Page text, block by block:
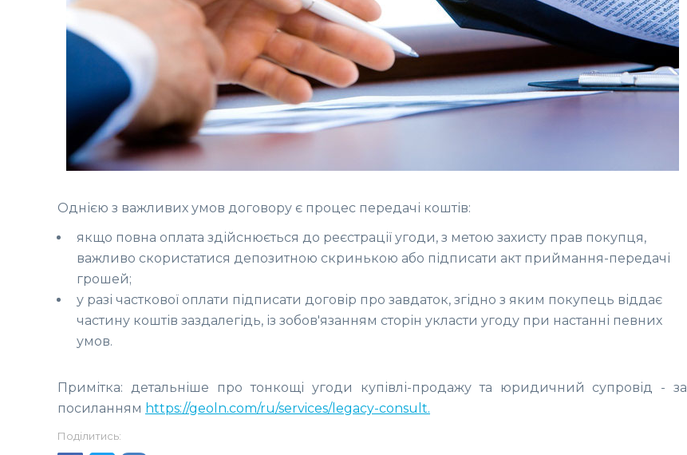
Однією з важливих умов договору є процес передачі коштів:
якщо повна оплата здійснюється до реєстрації угоди, з метою захисту прав покупця,
важливо скористатися депозитною скринькою або підписати акт приймання-передачі
грошей;
у разі часткової оплати підписати договір про завдаток, згідно з яким покупець віддає
частину коштів заздалегідь, із зобов'язанням сторін укласти угоду при настанні певних
умов.
Примітка: детальніше про тонкощі угоди купівлі-продажу та юридичний супровід - за
посиланням https://geoln.com/ru/services/legacy-consult.
Поділитись: